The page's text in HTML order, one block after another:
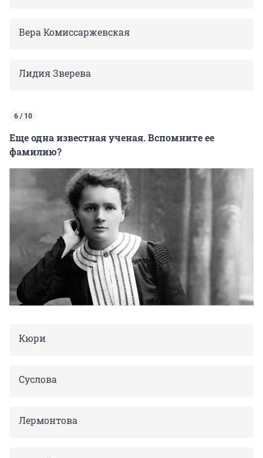
Вера Комиссаржевская
Лидия Зверева
6 / 10
Еще одна известная ученая. Вспомните ее
фамилию?
Кюри
Суслова
Лермонтова